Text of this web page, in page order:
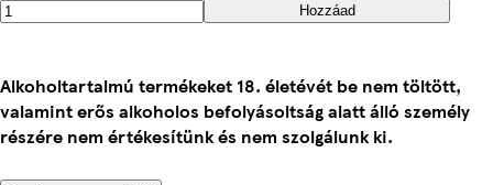
Hozzáad
Alkoholtartalmú termékeket 18. életévét be nem töltött,
valamint erős alkoholos befolyásoltság alatt álló személy
részére nem értékesítünk és nem szolgálunk ki.